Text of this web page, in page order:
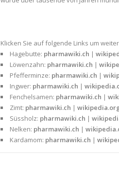
Klicken Sie auf folgende Links um
Hagebutte: pharmawiki.ch |
Löwenzahn: pharmawiki.ch |
Pfefferminze: pharmawiki.ch |
Ingwer: pharmawiki.ch |
Fenchelsamen: pharmawiki.ch |
Zimt: pharmawiki.ch |
Süssholz: pharmawiki.ch |
Nelken: pharmawiki.ch |
Kardamom: pharmawiki.ch |